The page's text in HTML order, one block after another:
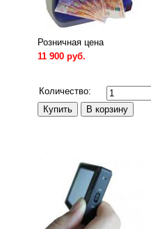
Розничная цена
11 900 руб.
Количество: